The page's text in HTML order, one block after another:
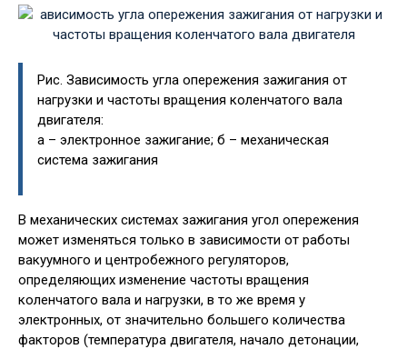
Рис. Зависимость угла опережения зажигания от
нагрузки и частоты вращения коленчатого вала
двигателя:
а – электронное зажигание; б – механическая
система зажигания
В механических системах зажигания угол опережения
может изменяться только в зависимости от работы
вакуумного и центробежного регуляторов,
определяющих изменение частоты вращения
коленчатого вала и нагрузки, в то же время у
электронных, от значительно большего количества
факторов (температура двигателя, начало детонации,